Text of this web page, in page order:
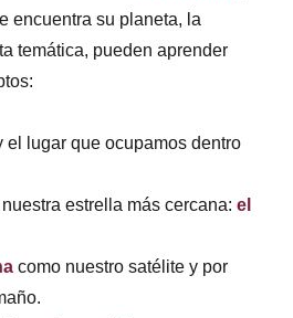
encuentra su planeta, la
temática, pueden aprender
el lugar que ocupamos dentro
estrella más cercana:el
como nuestro satélite y por